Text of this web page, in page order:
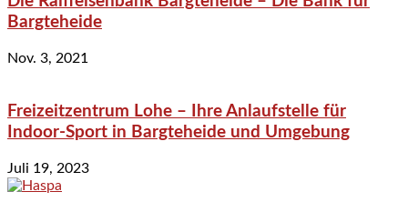
Bargteheide
Nov. 3, 2021
Freizeitzentrum Lohe – Ihre Anlaufstelle für
Indoor-Sport in Bargteheide und Umgebung
Juli 19, 2023